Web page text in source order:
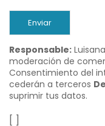
Enviar
Responsable:
moderación de
Consentimiento del
cederán a terceros
suprimir tus datos.
[ ]